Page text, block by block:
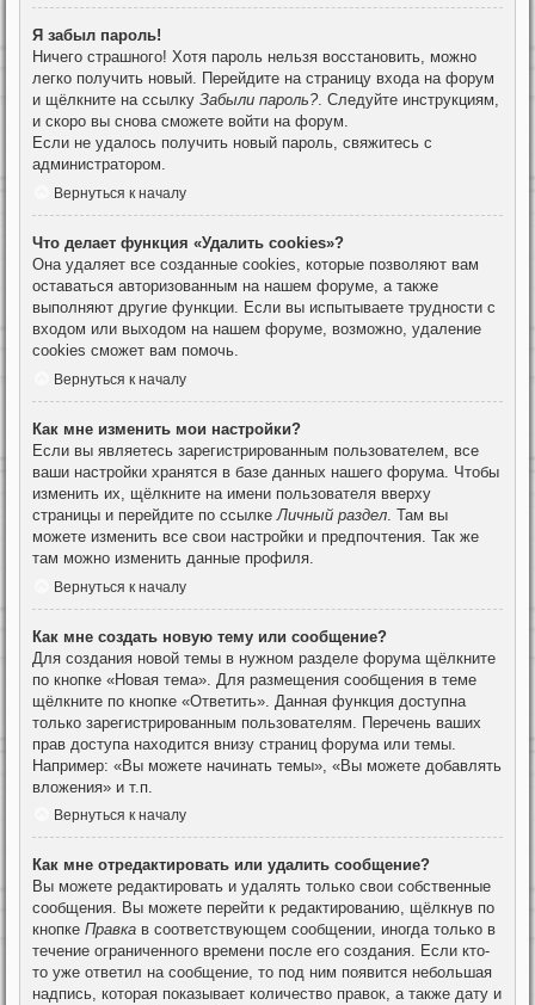
Я забыл пароль!
Ничего страшного! Хотя пароль нельзя восстановить, можно
легко получить новый. Перейдите на страницу входа на форум
и щёлкните на ссылку Забыли пароль?. Следуйте инструкциям,
и скоро вы снова сможете войти на форум.
Если не удалось получить новый пароль, свяжитесь с
администратором.
Вернуться к началу
Что делает функция «Удалить cookies»?
Она удаляет все созданные cookies, которые позволяют вам
оставаться авторизованным на нашем форуме, а также
выполняют другие функции. Если вы испытываете трудности с
входом или выходом на нашем форуме, возможно, удаление
cookies сможет вам помочь.
Вернуться к началу
Как мне изменить мои настройки?
Если вы являетесь зарегистрированным пользователем, все
ваши настройки хранятся в базе данных нашего форума. Чтобы
изменить их, щёлкните на имени пользователя вверху
страницы и перейдите по ссылке Личный раздел . Там вы
можете изменить все свои настройки и предпочтения. Так же
там можно изменить данные профиля.
Вернуться к началу
Как мне создать новую тему или сообщение?
Для создания новой темы в нужном разделе форума щёлкните
по кнопке «Новая тема». Для размещения сообщения в теме
щёлкните по кнопке «Ответить». Данная функция доступна
только зарегистрированным пользователям. Перечень ваших
прав доступа находится внизу страниц форума или темы.
Например: «Вы можете начинать темы», «Вы можете добавлять
вложения» и т.п.
Вернуться к началу
Как мне отредактировать или удалить сообщение?
Вы можете редактировать и удалять только свои собственные
сообщения. Вы можете перейти к редактированию, щёлкнув по
кнопке Правка в соответствующем сообщении, иногда только в
течение ограниченного времени после его создания. Если кто-
то уже ответил на сообщение, то под ним появится небольшая
надпись, которая показывает количество правок, а также дату и